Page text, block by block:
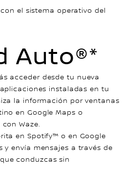
el sistema operativo del
Auto®*
acceder desde tu nueva
instaladas en tu
la información por ventanas
en Google Maps o
Waze.
en Spotify™ o en Google
y envía mensajes a través de
conduzcas sin